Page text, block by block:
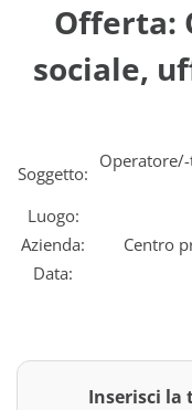
Offerta:
sociale,
Soggetto:
Luogo:
Azienda:
Centro
Data:
Inserisci la